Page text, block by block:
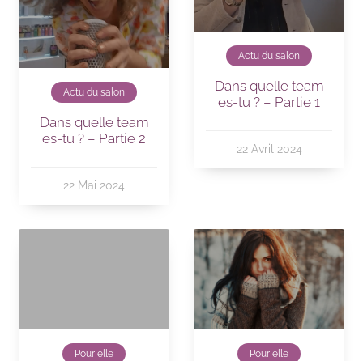
Actu du salon
Dans quelle team
es-tu ? – Partie 2
22 Mai 2024
Actu du salon
Dans quelle team
es-tu ? – Partie 1
22 Avril 2024
Pour elle Pour elle